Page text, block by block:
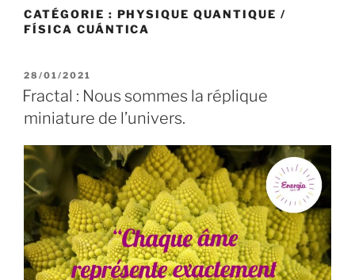
CATÉGORIE : PHYSIQUE QUANTIQUE /
FÍSICA CUÁNTICA
PUBLIÉ
LE
28/01/2021
Fractal : Nous sommes la réplique
miniature de l’univers.